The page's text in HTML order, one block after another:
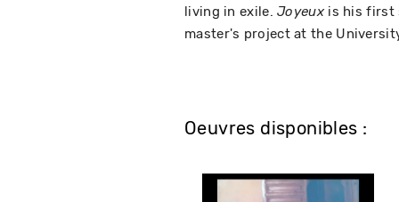
living in exile. Joyeuxis his first
master's project at the
Oeuvres disponibles :